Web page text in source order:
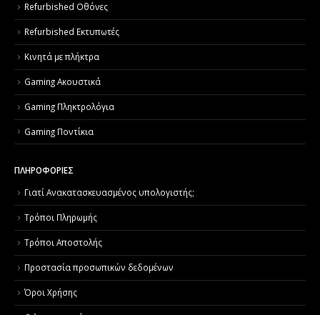
Refurbished Οθόνες
Refurbished Εκτυπωτές
Κινητά με πλήκτρα
Gaming Ακουστικά
Gaming Πληκτρολόγια
Gaming Ποντίκια
ΠΛΗΡΟΦΟΡΙΕΣ
Γιατί Aνακατασκευασμένος υπολογιστής;
Τρόποι Πληρωμής
Τρόποι Αποστολής
Προστασία προσωπικών δεδομένων
Όροι Χρήσης